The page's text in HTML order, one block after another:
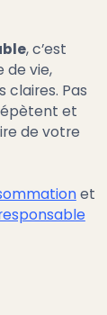
, c’est
de vie,
claires. Pas
et
de votre
et